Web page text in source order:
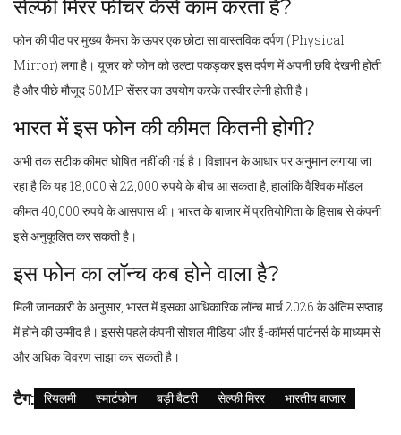
सेल्फी मिरर फीचर कैसे काम करता है?
फोन की पीठ पर मुख्य कैमरा के ऊपर एक छोटा सा वास्तविक दर्पण (Physical
Mirror) लगा है। यूजर को फोन को उल्टा पकड़कर इस दर्पण में अपनी छवि देखनी होती
है और पीछे मौजूद 50MP सेंसर का उपयोग करके तस्वीर लेनी होती है।
भारत में इस फोन की कीमत कितनी होगी?
अभी तक सटीक कीमत घोषित नहीं की गई है। विज्ञापन के आधार पर अनुमान लगाया जा
रहा है कि यह 18,000 से 22,000 रुपये के बीच आ सकता है, हालांकि वैश्विक मॉडल
कीमत 40,000 रुपये के आसपास थी। भारत के बाजार में प्रतियोगिता के हिसाब से कंपनी
इसे अनुकूलित कर सकती है।
इस फोन का लॉन्च कब होने वाला है?
मिली जानकारी के अनुसार, भारत में इसका आधिकारिक लॉन्च मार्च 2026 के अंतिम सप्ताह
में होने की उम्मीद है। इससे पहले कंपनी सोशल मीडिया और ई-कॉमर्स पार्टनर्स के माध्यम से
और अधिक विवरण साझा कर सकती है।
टैग: रियलमी स्मार्टफोन बड़ी बैटरी सेल्फी मिरर भारतीय बाजार